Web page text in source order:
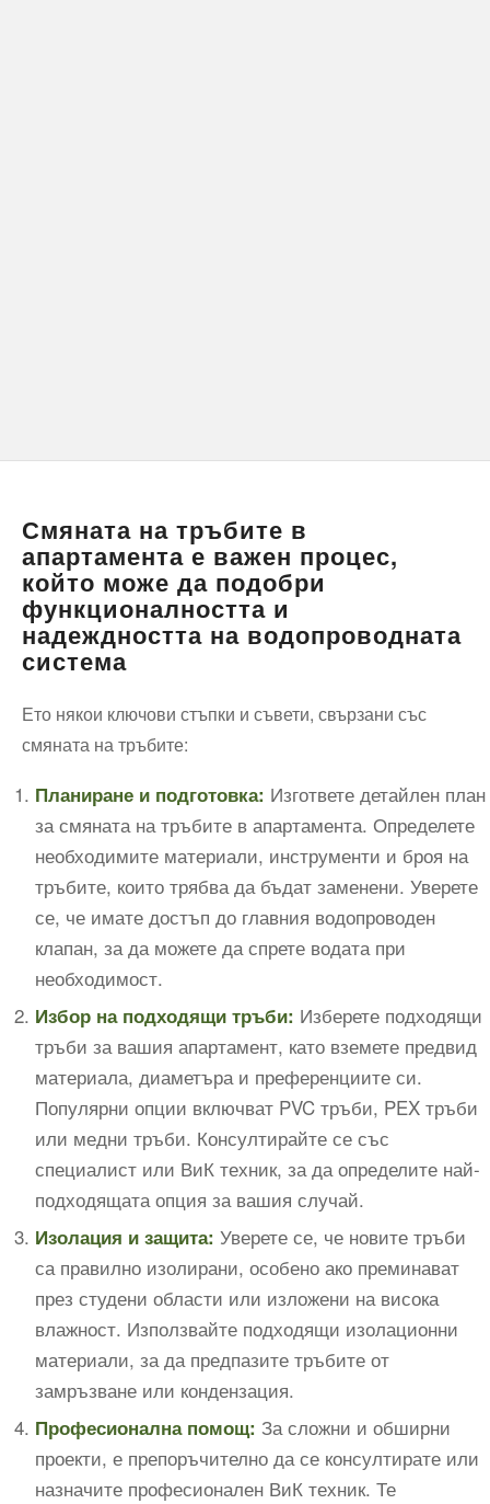
Смяната на тръбите в
апартамента е важен процес,
който може да подобри
функционалността и
надеждността на водопроводната
система
Ето някои ключови стъпки и съвети, свързани със
смяната на тръбите:
Планиране и подготовка: Изгответе детайлен план
за смяната на тръбите в апартамента. Определете
необходимите материали, инструменти и броя на
тръбите, които трябва да бъдат заменени. Уверете
се, че имате достъп до главния водопроводен
клапан, за да можете да спрете водата при
необходимост.
Избор на подходящи тръби: Изберете подходящи
тръби за вашия апартамент, като вземете предвид
материала, диаметъра и преференциите си.
Популярни опции включват PVC тръби, PEX тръби
или медни тръби. Консултирайте се със
специалист или ВиК техник, за да определите най-
подходящата опция за вашия случай.
Изолация и защита: Уверете се, че новите тръби
са правилно изолирани, особено ако преминават
през студени области или изложени на висока
влажност. Използвайте подходящи изолационни
материали, за да предпазите тръбите от
замръзване или кондензация.
Професионална помощ: За сложни и обширни
проекти, е препоръчително да се консултирате или
назначите професионален ВиК техник. Те